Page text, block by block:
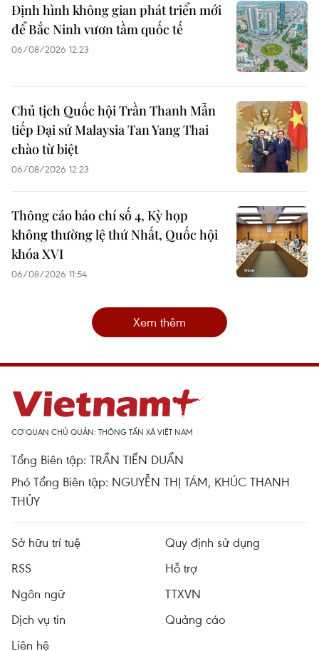
Định hình không gian phát triển mới
để Bắc Ninh vươn tầm quốc tế
06/08/2026 12:23
Chủ tịch Quốc hội Trần Thanh Mẫn
tiếp Đại sứ Malaysia Tan Yang Thai
chào từ biệt
06/08/2026 12:23
Thông cáo báo chí số 4, Kỳ họp
không thường lệ thứ Nhất, Quốc hội
khóa XVI
06/08/2026 11:54
Xem thêm
CƠ QUAN CHỦ QUẢN: THÔNG TẤN XÃ VIỆT NAM
Tổng Biên tập: TRẦN TIẾN DUẨN
Phó Tổng Biên tập: NGUYỄN THỊ TÁM, KHÚC THANH
THỦY
Sở hữu trí tuệ
Quy định sử dụng
RSS
Hỗ trợ
Ngôn ngữ
TTXVN
Dịch vụ tin
Quảng cáo
Liên hệ